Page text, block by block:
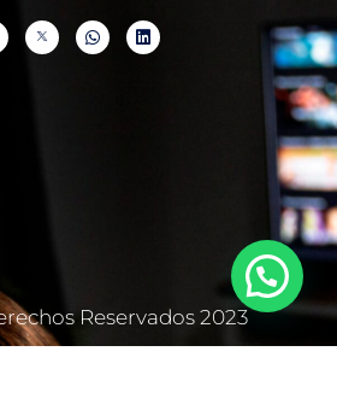
Reservados 2023